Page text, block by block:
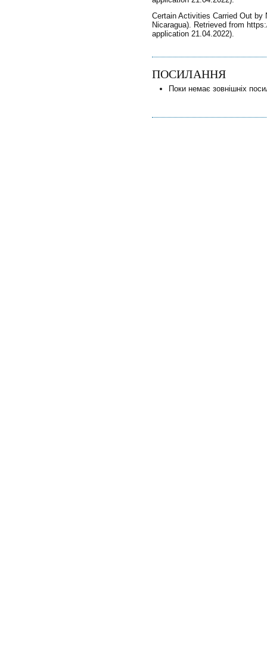
Certain Activities Carried Out by
Nicaragua). Retrieved from
application 21.04.2022).
ПОСИЛАННЯ
Поки немає зовнішніх